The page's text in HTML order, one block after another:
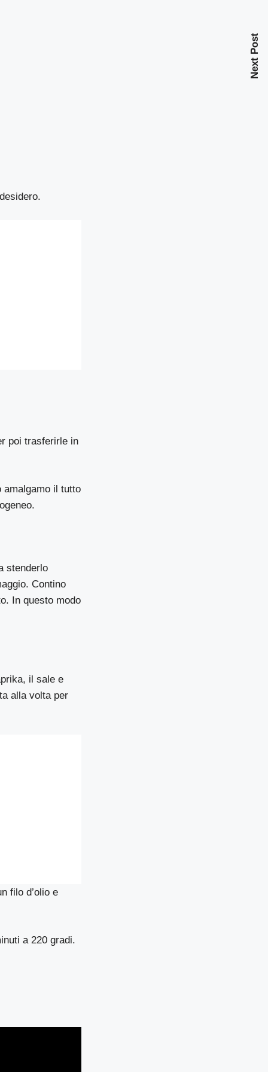
poi trasferirle in
amalgamo il tutto
stenderlo
Contino
In questo modo
il sale e
alla volta per
filo d’olio e
a 220 gradi.
Next Post